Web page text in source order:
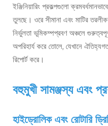
ইঞ্জিনিয়ারিং প্রকল্পগুলো
তুলছে। ওরে সীমানা এবং মাটির
নির্ভুলতা ভূমিকম্পপ্রবণ অঞ্চলে
অপরিহার্য করে তোলে, যেখানে
রিপোর্ট করে।
বহুমুখী সামঞ্জস্য এবং
হাইড্রোলিক এবং রোটারি